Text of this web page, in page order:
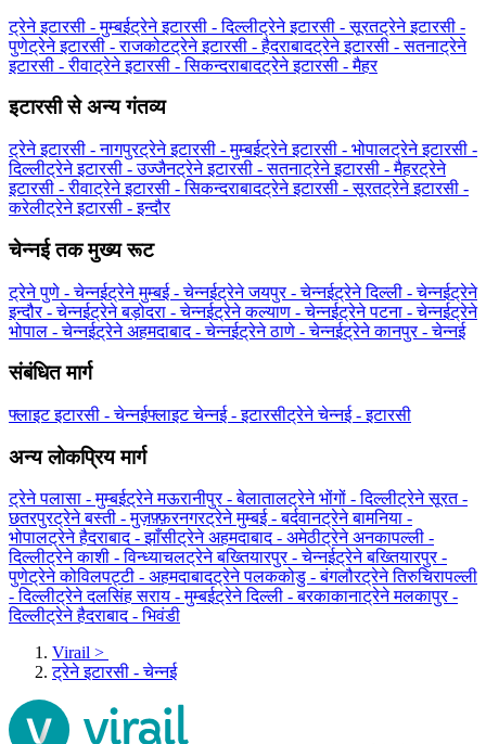
ट्रेने इटारसी - मुम्बईट्रेने इटारसी - दिल्लीट्रेने इटारसी - सूरतट्रेने इटारसी -
पुणेट्रेने इटारसी - राजकोटट्रेने इटारसी - हैदराबादट्रेने इटारसी - सतनाट्रेने
इटारसी - रीवाट्रेने इटारसी - सिकन्दराबादट्रेने इटारसी - मैहर
इटारसी से अन्य गंतव्य
ट्रेने इटारसी - नागपुरट्रेने इटारसी - मुम्बईट्रेने इटारसी - भोपालट्रेने इटारसी -
दिल्लीट्रेने इटारसी - उज्जैनट्रेने इटारसी - सतनाट्रेने इटारसी - मैहरट्रेने
इटारसी - रीवाट्रेने इटारसी - सिकन्दराबादट्रेने इटारसी - सूरतट्रेने इटारसी -
करेलीट्रेने इटारसी - इन्दौर
चेन्नई तक मुख्य रूट
ट्रेने पुणे - चेन्नईट्रेने मुम्बई - चेन्नईट्रेने जयपुर - चेन्नईट्रेने दिल्ली - चेन्नईट्रेने
इन्दौर - चेन्नईट्रेने बड़ोदरा - चेन्नईट्रेने कल्याण - चेन्नईट्रेने पटना - चेन्नईट्रेने
भोपाल - चेन्नईट्रेने अहमदाबाद - चेन्नईट्रेने ठाणे - चेन्नईट्रेने कानपुर - चेन्नई
संबंधित मार्ग
फ्लाइट इटारसी - चेन्नईफ्लाइट चेन्नई - इटारसीट्रेने चेन्नई - इटारसी
अन्य लोकप्रिय मार्ग
ट्रेने पलासा - मुम्बईट्रेने मऊरानीपुर - बेलातालट्रेने भोंगों - दिल्लीट्रेने सूरत -
छतरपुरट्रेने बस्ती - मुज़फ़्फ़रनगरट्रेने मुम्बई - बर्दवानट्रेने बामनिया -
भोपालट्रेने हैदराबाद - झाँसीट्रेने अहमदाबाद - अमेठीट्रेने अनकापल्ली -
दिल्लीट्रेने काशी - विन्ध्याचलट्रेने बख्तियारपुर - चेन्नईट्रेने बख्तियारपुर -
पुणेट्रेने कोविलपट्टी - अहमदाबादट्रेने पलककोडु - बंगलौरट्रेने तिरुचिरापल्ली
- दिल्लीट्रेने दलसिंह सराय - मुम्बईट्रेने दिल्ली - बरकाकानाट्रेने मलकापुर -
दिल्लीट्रेने हैदराबाद - भिवंडी
Virail >
ट्रेने इटारसी - चेन्नई